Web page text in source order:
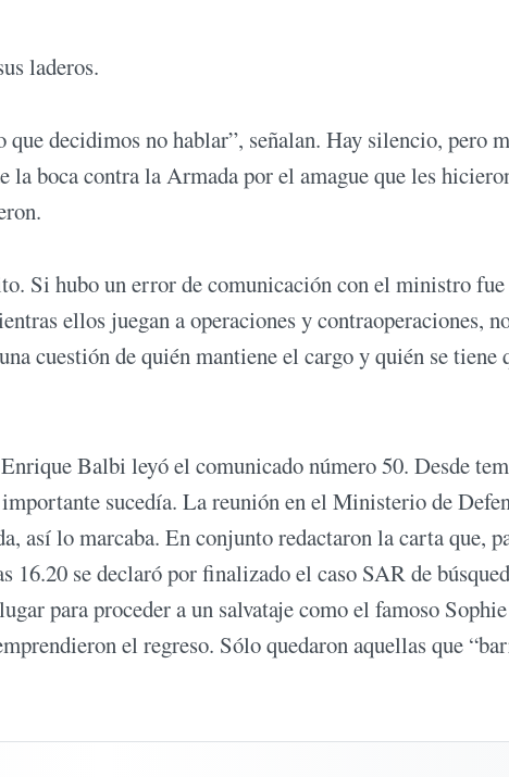
laderos.
que decidimos no hablar”, señalan. Hay silencio, pero
la boca contra la Armada por el amague que les
Si hubo un error de comunicación con el ministro
ellos juegan a operaciones y contraoperaciones,
cuestión de quién mantiene el cargo y quién se tiene
Balbi leyó el comunicado número 50. Desde
sucedía. La reunión en el Ministerio de
así lo marcaba. En conjunto redactaron la carta que,
16.20 se declaró por finalizado el caso SAR de
para proceder a un salvataje como el famoso
el regreso. Sólo quedaron aquellas que